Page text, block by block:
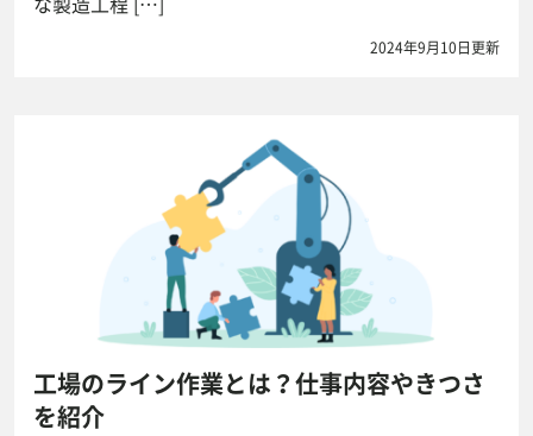
2024年9月10日更新
工場のライン作業とは？仕事内容やきつさ
を紹介